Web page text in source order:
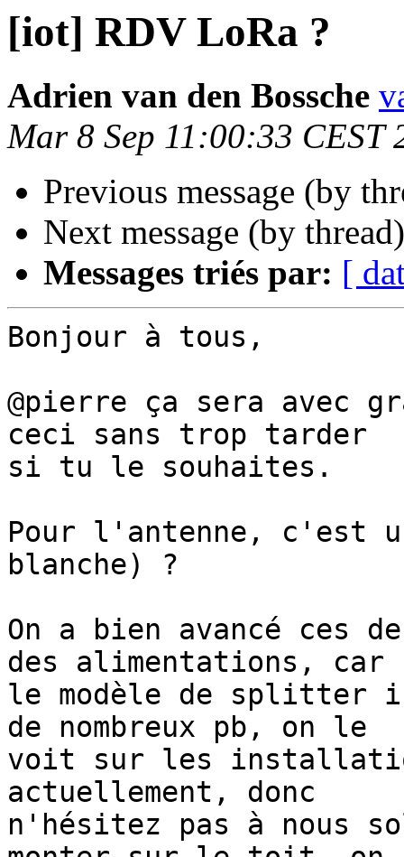
[iot] RDV LoRa ?
Adrien van den Bossche
Mar 8 Sep 11:00:33 CEST
Previous message (by
Next message (by
Messages triés par: [
Bonjour à tous,
@pierre ça sera avec
ceci sans trop tarder
si tu le souhaites.
Pour l'antenne, c'est
blanche) ?
On a bien avancé ces
des alimentations, car
le modèle de splitter
de nombreux pb, on le
voit sur les
actuellement, donc
n'hésitez pas à nous